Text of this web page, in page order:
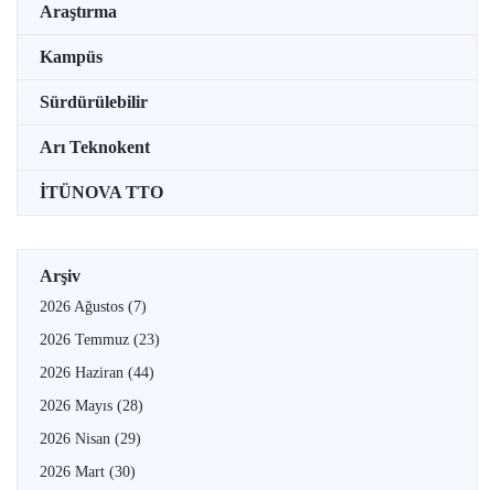
Araştırma
Kampüs
Sürdürülebilir
Arı Teknokent
İTÜNOVA TTO
Arşiv
2026 Ağustos (7)
2026 Temmuz (23)
2026 Haziran (44)
2026 Mayıs (28)
2026 Nisan (29)
2026 Mart (30)